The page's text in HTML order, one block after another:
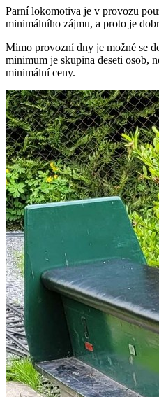
Parní lokomotiva je v provozu
minimálního zájmu, a proto je
Mimo provozní dny je možné se
minimum je skupina deseti osob,
minimální ceny.